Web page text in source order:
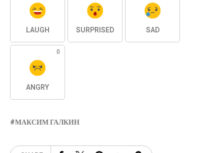
LAUGH SURPRISED SAD
0
ANGRY
МАКСИМ ГАЛКИН